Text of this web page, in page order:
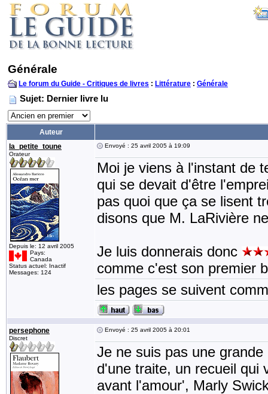
Générale
Le forum du Guide - Critiques de livres : Littérature : Générale
Sujet: Dernier livre lu
Auteur
la_petite_toune
Orateur
Depuis le: 12 avril 2005
Pays:
Canada
Status actuel: Inactif
Messages: 124
Envoyé : 25 avril 2005 à 19:09
Moi je viens à l'instant de
qui se devait d'être
pas quoi que ça se lisent
disons que M. LaRivière
Je luis donnerais donc
comme c'est son premier
les pages se suivent
persephone
Discret
Envoyé : 25 avril 2005 à 20:01
Je ne suis pas une
d'une traite, un recueil qui
avant l'amour', Marly